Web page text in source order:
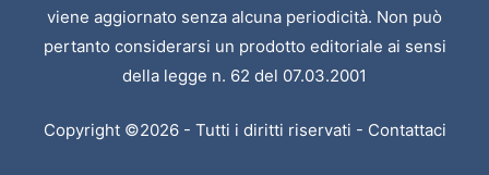
viene aggiornato senza alcuna periodicità. Non può
pertanto considerarsi un prodotto editoriale ai sensi
della legge n. 62 del 07.03.2001
Copyright ©2026 - Tutti i diritti riservati - Contattaci